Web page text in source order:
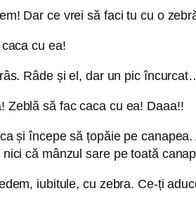
Dar ce vrei să faci tu cu o
cu ea!
Râde și el, dar un pic
Zeblă să fac caca cu ea! Daaa!!
și începe să țopăie pe
că mânzul sare pe toată
iubitule, cu zebra. Ce-ți